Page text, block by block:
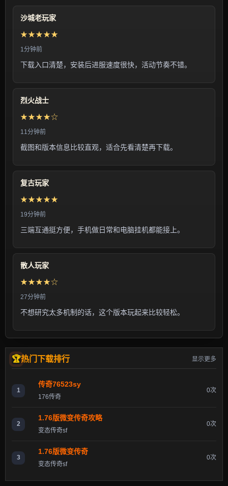
沙城老玩家
★★★★★
1分钟前
下载入口清楚，安装后进服速度很快，活动节奏不错。
烈火战士
★★★★☆
11分钟前
截图和版本信息比较直观，适合先看清楚再下载。
复古玩家
★★★★★
19分钟前
三端互通挺方便，手机做日常和电脑挂机都能接上。
散人玩家
★★★★☆
27分钟前
不想研究太多机制的话，这个版本玩起来比较轻松。
热门下载排行 显示更多
1
传奇76523sy
176传奇
0次
2
1.76版微变传奇攻略
变态传奇sf
0次
3
1.76版微变传奇
变态传奇sf
0次